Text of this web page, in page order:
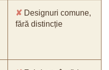
✘ Designuri comune,
fără distincție